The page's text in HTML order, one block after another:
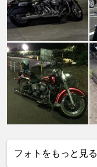
フォトをもっと見る